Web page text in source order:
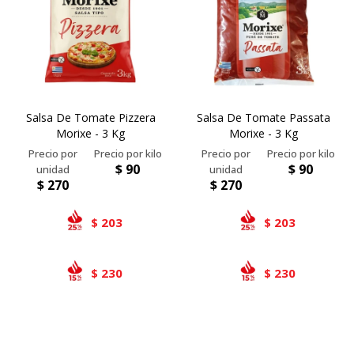
Salsa De Tomate Pizzera
Morixe - 3 Kg
$ 270
$ 90
$ 203
$ 230
Salsa De Tomate Passata
Morixe - 3 Kg
$ 270
$ 90
$ 203
$ 230
Chipirón
Crustáceos
Arrolladitos
Preparados de vegetales
Pulpa de frutas
Beyond Meat
Ártico
Samán
Mirokumai